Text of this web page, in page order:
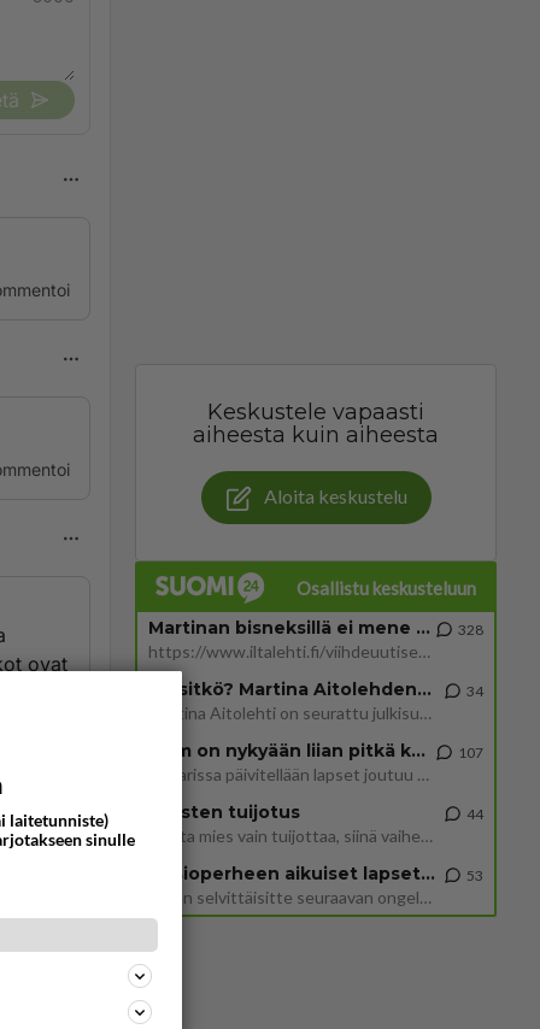
ovat
Keskustele vapaasti
aiheesta kuin aiheesta
Aloita keskustelu
Osallistu keskusteluun
Martinan bisneksillä ei mene hyvin
https://www.iltalehti.fi/viihdeuutiset/a/c46da6ab-340f-4790-aaa7-0865eed2336 Yrityksen konkurssihakemus on tullut kärä
328
Tiesitkö? Martina Aitolehden isäpuoli on tämä suosittu laulaja
Martina Aitolehti on seurattu julkisuuden henkilö. Lähipiiriin mahtuu muitakin tunnettuja henkilöitä. Tiesitkö, että Ma
34
2 km on nykyään liian pitkä koulumatka
Hesarissa päivitellään lapset joutuu nyt kulkemaan 2 km kouluun jösses. Ruostefillarilla tuo matka menee vaikka miten äk
107
Miesten tuijotus
Mutta mies vain tuijottaa, siinä vaiheessa käännän itse pään pois. Mikä juttu? Yleensä jos joku tuijottaa tai katsoo, hä
44
Uusioperheen aikuiset lapset tyhjentää jääkaapin käydessään
Miten selvittäisitte seuraavan ongelman, meillä on uusioperhe, minulla teini-ikäiset lapset ja puolisolla aikuiset, jotk
53
laitetunniste)
sinulle